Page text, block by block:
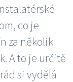
co je
za několik
A to je určitě
si vydělá